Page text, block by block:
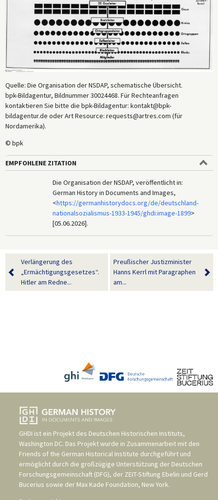
Quelle: Die Organisation der NSDAP, schematische Übersicht.
bpk-Bildagentur, Bildnummer 30024468. Für Rechteanfragen
kontaktieren Sie bitte die bpk-Bildagentur: kontakt@bpk-
bildagentur.de oder Art Resource: requests@artres.com (für
Nordamerika).
© bpk
EMPFOHLENE ZITATION
Die Organisation der NSDAP, veröffentlicht in:
German History in Documents and Images,
<https://germanhistorydocs.org/de/deutschland-
nationalsozialismus-1933-1945/ghdi:image-1899>
[05.06.2026].
Verlängerung des
„Ermächtigungsgesetzes“.
Hitler am Redne...
Preußischer Justizminister
Hanns Kerrl mit Paragraphen
am...
GHDI ist ein Projekt des Deutschen Historischen Instituts,
Washington DC. Das Projekt wurde in Zusammenarbeit mit den
Friends of the German Historical Institute durchgeführt und
ermöglicht durch die großzügige Unterstützung der Deutschen
Forschungsgemeinschaft (DFG), der ZEIT-Stiftung Ebelin und Gerd
Bucerius sowie der Max Kade Foundation, New York.